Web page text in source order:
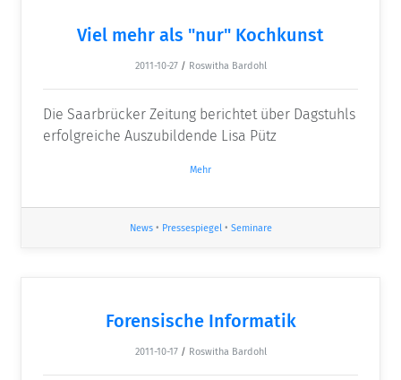
Viel mehr als "nur" Kochkunst
2011-10-27 / Roswitha Bardohl
Die Saarbrücker Zeitung berichtet über Dagstuhls
erfolgreiche Auszubildende Lisa Pütz
Mehr
News• Pressespiegel• Seminare
Forensische Informatik
2011-10-17 / Roswitha Bardohl